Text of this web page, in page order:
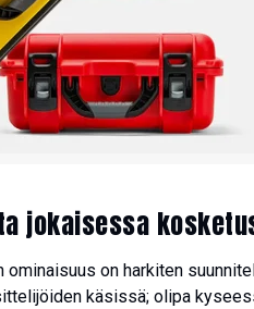
jokaisessa
ominaisuus on harkiten
käsissä; olipa